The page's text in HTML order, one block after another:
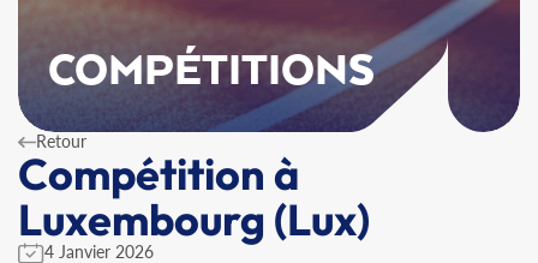
COMPÉTITIONS
Retour
Compétition à
Luxembourg (Lux)
4 Janvier 2026